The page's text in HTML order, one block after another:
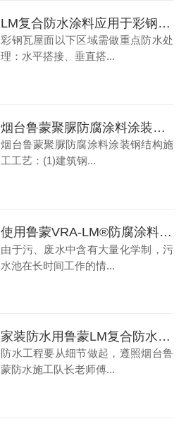
LM复合防水涂料应用于彩钢瓦屋面的几点建议
彩钢瓦屋面以下区域需做重点防水处
理：水平搭接、垂直搭...
烟台鲁蒙聚脲防腐涂料涂装钢结构施工工艺
烟台鲁蒙聚脲防腐涂料涂装钢结构施
工工艺：(1)建筑钢...
使用鲁蒙VRA-LM®防腐涂料对污水池表面进行防腐
由于污、废水中含有大量化学制，污
水池在长时间工作的情...
家装防水用鲁蒙LM复合防水涂料很不错
防水工程要从细节做起，遵照烟台鲁
蒙防水施工队长老师傅...